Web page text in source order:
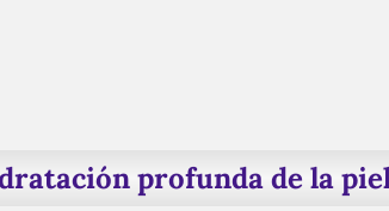
profunda de la